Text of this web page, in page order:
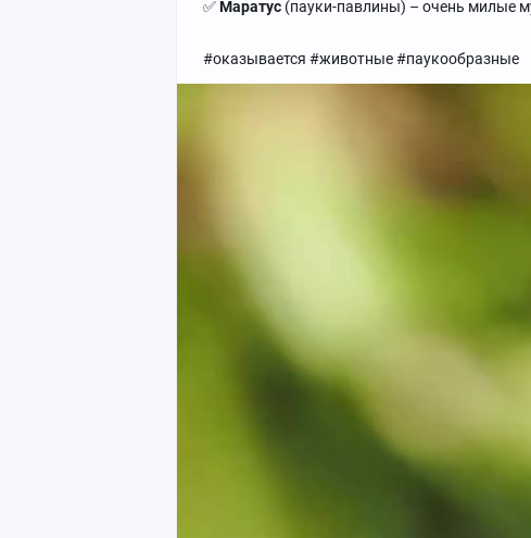
✅Маратус (пауки-павлины) – очень милые
#оказывается #животные #паукообразные